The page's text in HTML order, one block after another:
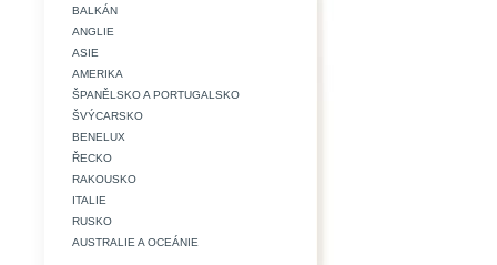
BALKÁN
ANGLIE
ASIE
AMERIKA
ŠPANĚLSKO A PORTUGALSKO
ŠVÝCARSKO
BENELUX
ŘECKO
RAKOUSKO
ITALIE
RUSKO
AUSTRALIE A OCEÁNIE